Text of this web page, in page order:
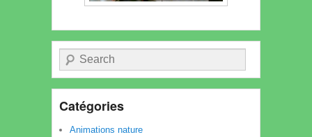
Recherche
Catégories
Animations nature